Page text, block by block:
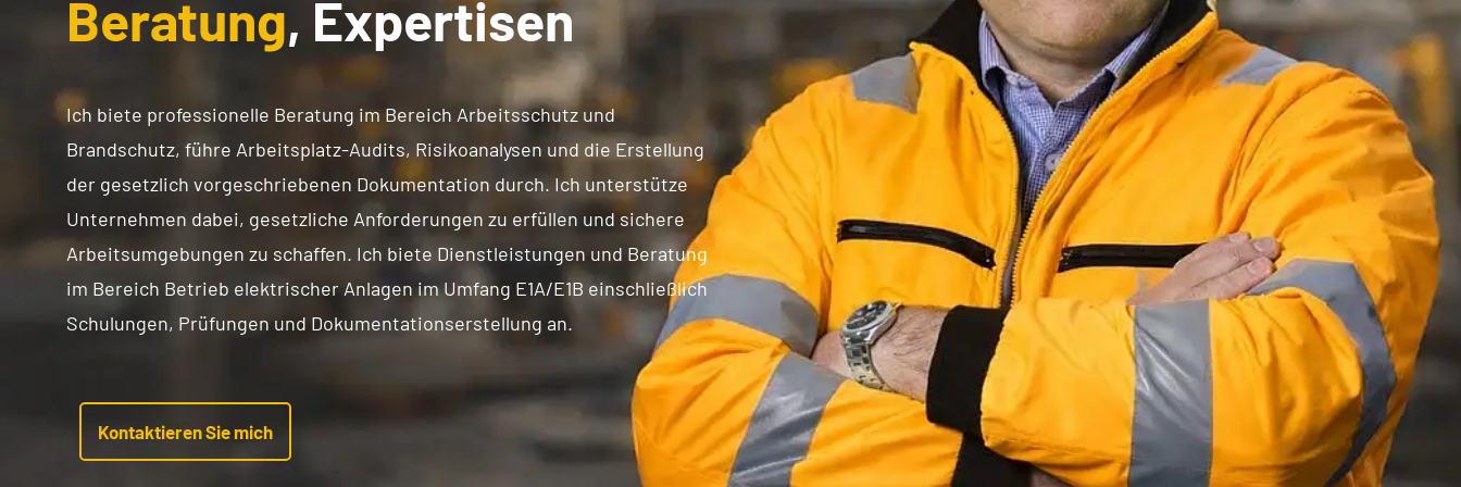
Beratung, Expertisen
Ich biete professionelle Beratung im Bereich Arbeitsschutz und
Brandschutz, führe Arbeitsplatz-Audits, Risikoanalysen und die Erstellung
der gesetzlich vorgeschriebenen Dokumentation durch. Ich unterstütze
Unternehmen dabei, gesetzliche Anforderungen zu erfüllen und sichere
Arbeitsumgebungen zu schaffen. Ich biete Dienstleistungen und Beratung
im Bereich Betrieb elektrischer Anlagen im Umfang E1A/E1B einschließlich
Schulungen, Prüfungen und Dokumentationserstellung an.
Kontaktieren Sie mich